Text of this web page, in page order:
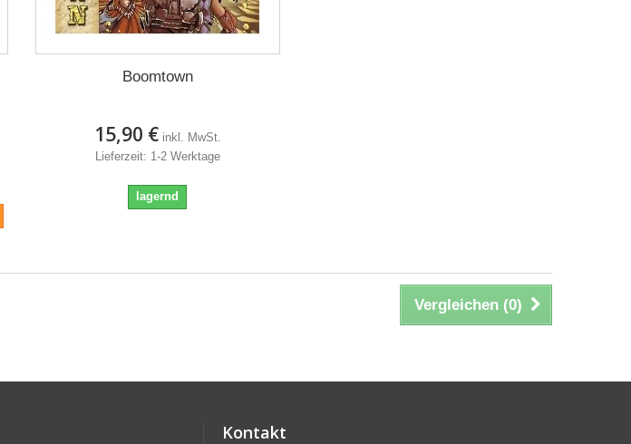
Boomtown
15,90 € inkl. MwSt.
Lieferzeit: 1-2 Werktage
lagernd
Vergleichen (0)
Kontakt